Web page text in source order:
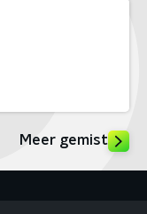
Meer gemist